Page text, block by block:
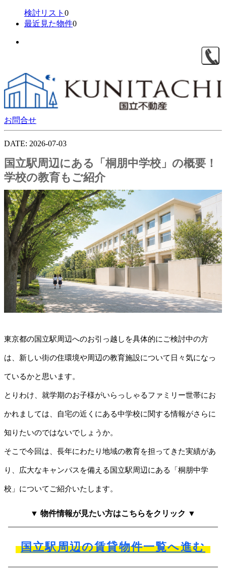
検討リスト 0
最近見た物件0
お問合せ
DATE: 2026-07-03
国立駅周辺にある「桐朋中学校」の概要！
学校の教育もご紹介
東京都の国立駅周辺へのお引っ越しを具体的にご検討中の方
は、新しい街の住環境や周辺の教育施設について日々気になっ
ているかと思います。
とりわけ、就学期のお子様がいらっしゃるファミリー世帯にお
かれましては、自宅の近くにある中学校に関する情報がさらに
知りたいのではないでしょうか。
そこで今回は、長年にわたり地域の教育を担ってきた実績があ
り、広大なキャンパスを備える国立駅周辺にある「桐朋中学
校」についてご紹介いたします。
▼ 物件情報が見たい方はこちらをクリック ▼
国立駅周辺の賃貸物件一覧へ進む